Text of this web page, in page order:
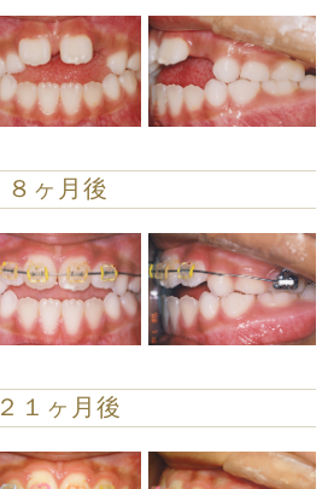
８ヶ月後
２１ヶ月後